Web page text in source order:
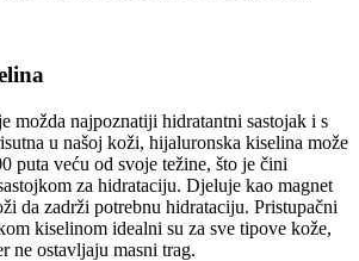
možda najpoznatiji hidratantni sastojak i s
u našoj koži, hijaluronska kiselina može
puta veću od svoje težine, što je čini
za hidrataciju. Djeluje kao magnet
da zadrži potrebnu hidrataciju. Pristupačni
kiselinom idealni su za sve tipove kože,
ne ostavljaju masni trag.